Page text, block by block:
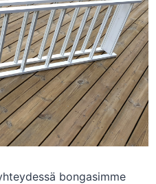
bongasimme